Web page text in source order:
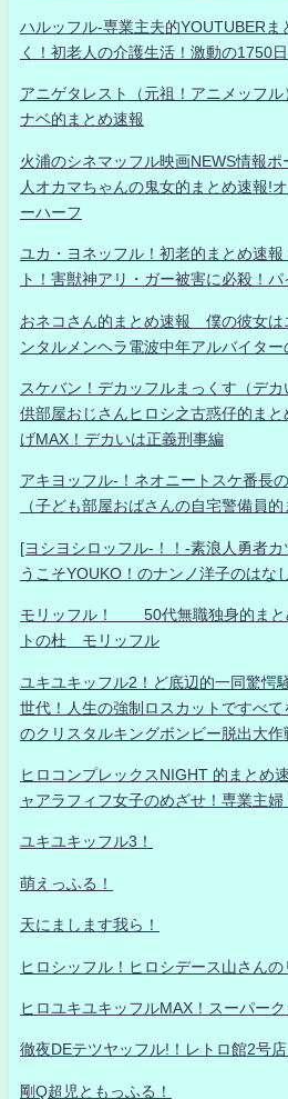
ハルッフル-専業主夫的YOUTUBERま
く！初老人の介護生活！激動の1750日
アニゲタレスト（元祖！アニメッフ
ナベ的まとめ速報
火浦のシネマッフル映画NEWS情報
人オカマちゃんの鬼女的まとめ速報!
ーハーフ
ユカ・ヨネッフル！初老的まとめ速
ト！害獣神アリ・ガー被害に必殺！
おネコさん的まとめ速報 僕の彼女は
ンタルメンヘラ電波中年アルバイタ
スケバン！デカッフルまっくす（デ
供部屋おじさんヒロシ之古惑仔的ま
げMAX！デカいは正義刑事編
アキヨッフル-！ネオニートスケ番長
（子ども部屋おばさんの自宅警備員的
[ヨシヨシロッフル-！！-素浪人勇者
うこそYOUKO！のナンノ洋子のはな
モリッフル！ 50代無職独身的まと
トの杜 モリッフル
ユキユキッフル2！ど底辺的一同驚愕
世代！人生の強制ロスカットですべ
のクリスタルキングボンビー脱出大作
ヒロコンプレックスNIGHT 的まとめ
ャアラフィフ女子のめざせ！専業主
ユキユキッフル3！
萌えっふる！
天にまします我ら！
ヒロシッフル！ヒロシデース山さんの
ヒロユキユキッフルMAX！スーパーク
徹夜DEテツヤッフル!！レトロ館2号店
剛Q超児ともっふる！